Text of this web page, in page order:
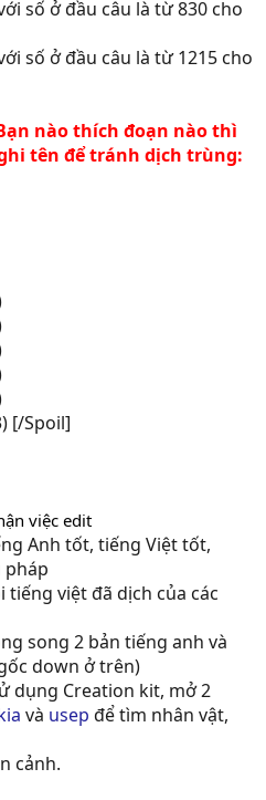
số ở đầu câu là từ 830 cho
số ở đầu câu là từ 1215 cho
nào thích đoạn nào thì
tên để tránh dịch trùng:
[/Spoil]
việc edit
Anh tốt, tiếng Việt tốt,
pháp
việt đã dịch của các
song 2 bản tiếng anh và
down ở trên)
dụng Creation kit, mở 2
và usep để tìm nhân vật,
cảnh.